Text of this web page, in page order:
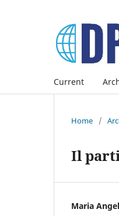
Current
Home /
Il
Maria